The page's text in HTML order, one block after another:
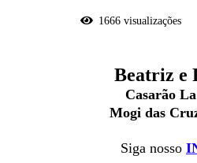
1666visualizações
Beatriz e
Casarão
Mogi das
Siga nosso